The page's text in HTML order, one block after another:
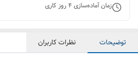
زمان آماده‌سازی4روز کاری
توضیحات نظرات کاربران